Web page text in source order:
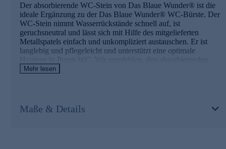
Der absorbierende WC-Stein von Das Blaue Wunder® ist die
ideale Ergänzung zu der Das Blaue Wunder® WC-Bürste. Der
WC-Stein nimmt Wasserrückstände schnell auf, ist
geruchsneutral und lässt sich mit Hilfe des mitgelieferten
Metallspatels einfach und unkompliziert austauschen. Er ist
langlebig und pflegeleicht und unterstützt eine optimale
Hygiene in Ihrem WC. Wir empfehlen, den absorbierenden
WC-Stein mindestens einmal pro Jahr zu ersetzen – ebenso wie
Mehr lesen
Maße & Details